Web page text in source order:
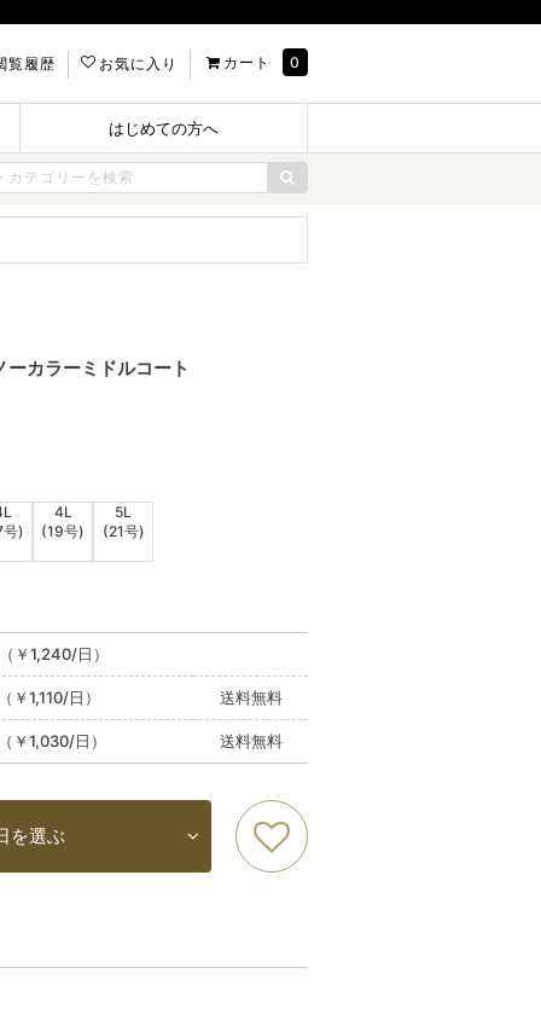
覧履歴 お気に入り カート 0
はじめての方へ
カラーミドルコート
号)
4L
(19号)
5L
(21号)
￥1,240/日）
1,110/日） 送料無料
￥1,030/日） 送料無料
を選ぶ